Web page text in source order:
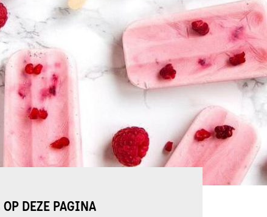
OP DEZE PAGINA